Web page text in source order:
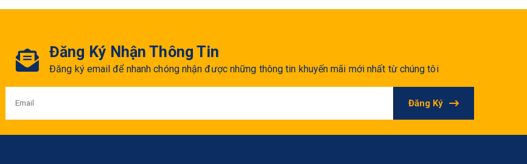
Đăng Ký Nhận Thông Tin
Đăng ký email để nhanh chóng nhận được những thông tin khuyến mãi mới nhất từ chúng tôi
Đăng Ký